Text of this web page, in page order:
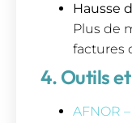
Hausse
Plus de
factures
4. Outils
AFNOR